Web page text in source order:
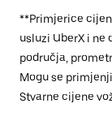
**Primjerice
usluzi UberX i
područja,
Mogu se
Stvarne cijene